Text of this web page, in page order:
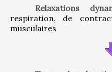
Relaxations
respiration, de
musculaires